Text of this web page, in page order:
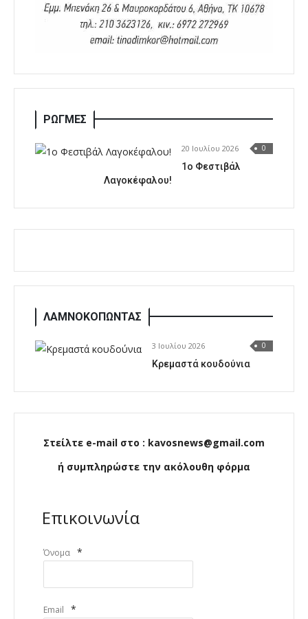
ΡΩΓΜΕΣ
20 Ιουλίου 2026 0
1o Φεστιβάλ
Λαγοκέφαλου!
ΛΑΜΝΟΚΟΠΩΝΤΑΣ
3 Ιουλίου 2026 0
Κρεμαστά κουδούνια
Στείλτε e-mail στο : kavosnews@gmail.com
ή συμπληρώστε την ακόλουθη φόρμα
Επικοινωνία
Όνομα *
Email *